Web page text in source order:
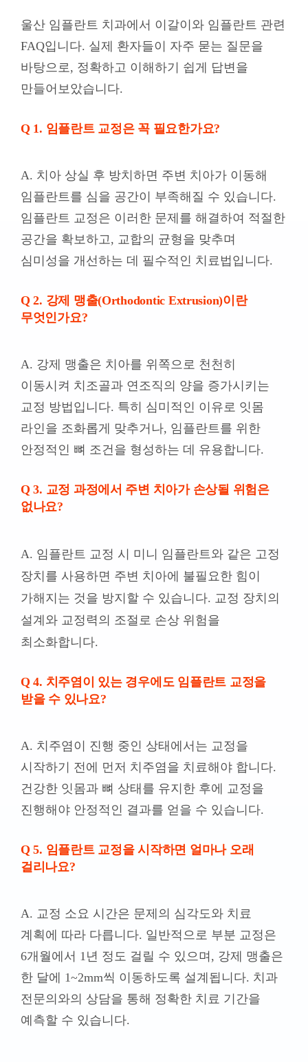
울산 임플란트 치과에서 이갈이와 임플란트 관련
FAQ입니다. 실제 환자들이 자주 묻는 질문을
바탕으로, 정확하고 이해하기 쉽게 답변을
만들어보았습니다.
Q 1. 임플란트 교정은 꼭 필요한가요?
A. 치아 상실 후 방치하면 주변 치아가 이동해
임플란트를 심을 공간이 부족해질 수 있습니다.
임플란트 교정은 이러한 문제를 해결하여 적절한
공간을 확보하고, 교합의 균형을 맞추며
심미성을 개선하는 데 필수적인 치료법입니다.
Q 2. 강제 맹출(Orthodontic Extrusion)이란
무엇인가요?
A. 강제 맹출은 치아를 위쪽으로 천천히
이동시켜 치조골과 연조직의 양을 증가시키는
교정 방법입니다. 특히 심미적인 이유로 잇몸
라인을 조화롭게 맞추거나, 임플란트를 위한
안정적인 뼈 조건을 형성하는 데 유용합니다.
Q 3. 교정 과정에서 주변 치아가 손상될 위험은
없나요?
A. 임플란트 교정 시 미니 임플란트와 같은 고정
장치를 사용하면 주변 치아에 불필요한 힘이
가해지는 것을 방지할 수 있습니다. 교정 장치의
설계와 교정력의 조절로 손상 위험을
최소화합니다.
Q 4. 치주염이 있는 경우에도 임플란트 교정을
받을 수 있나요?
A. 치주염이 진행 중인 상태에서는 교정을
시작하기 전에 먼저 치주염을 치료해야 합니다.
건강한 잇몸과 뼈 상태를 유지한 후에 교정을
진행해야 안정적인 결과를 얻을 수 있습니다.
Q 5. 임플란트 교정을 시작하면 얼마나 오래
걸리나요?
A. 교정 소요 시간은 문제의 심각도와 치료
계획에 따라 다릅니다. 일반적으로 부분 교정은
6개월에서 1년 정도 걸릴 수 있으며, 강제 맹출은
한 달에 1~2mm씩 이동하도록 설계됩니다. 치과
전문의와의 상담을 통해 정확한 치료 기간을
예측할 수 있습니다.